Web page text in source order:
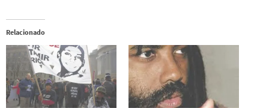
Relacionado